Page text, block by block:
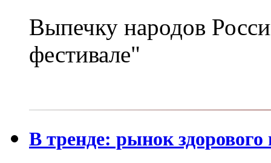
Выпечку народов
фестивале"
В тренде: рынок